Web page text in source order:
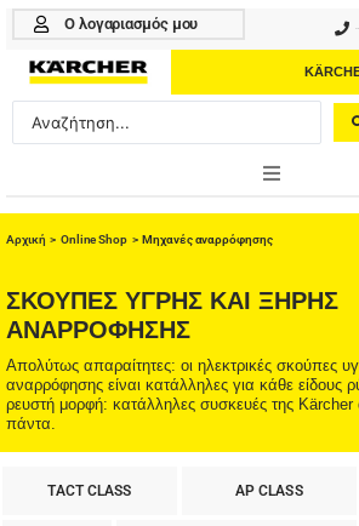
Μετάβαση
περιεχόμενο
Ο λογαριασμός μου
Search
...
ONLINE SHOP
PROFESSIONAL
ΑΞΕΣΟΥΑΡ
ΚΑΘΑΡΙΣΤΙΚΑ
Αρχική > Online Shop>Μηχανές αναρρόφησης
ΣΚΟΎΠΕΣ ΥΓΡΉΣ ΚΑΙ ΞΗΡΉΣ
ΑΝΑΡΡΌΦΗΣΗΣ
Απολύτως απαραίτητες: οι ηλεκτρικές σκούπες
αναρρόφησης είναι κατάλληλες για κάθε είδους
ρευστή μορφή: κατάλληλες συσκευές της
πάντα.
TACT CLASS AP CLASS